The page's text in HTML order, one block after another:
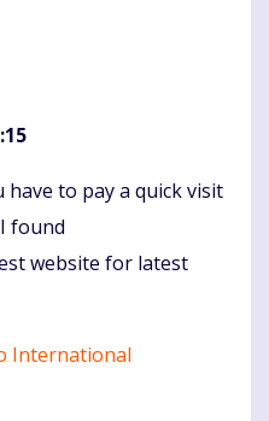
to pay a quick visit
found
website for latest
International